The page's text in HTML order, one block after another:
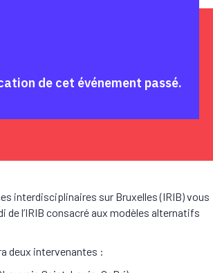
de cet événement passé.
interdisciplinaires sur Bruxelles (IRIB) vous
de l’IRIB consacré aux modèles alternatifs
deux intervenantes :